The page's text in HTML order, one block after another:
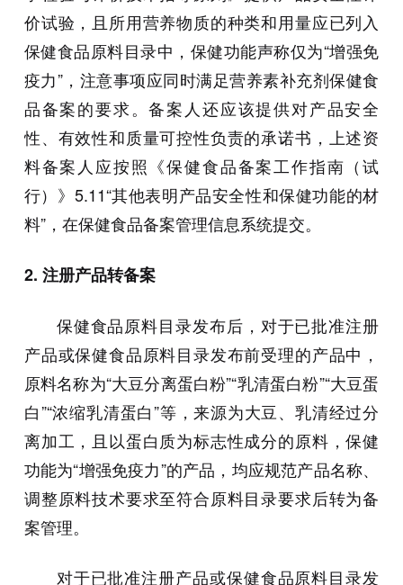
价试验，且所用营养物质的种类和用量应已列入
保健食品原料目录中，保健功能声称仅为“增强免
疫力”，注意事项应同时满足营养素补充剂保健食
品备案的要求。备案人还应该提供对产品安全
性、有效性和质量可控性负责的承诺书，上述资
料备案人应按照《保健食品备案工作指南（试
行）》5.11“其他表明产品安全性和保健功能的材
料”，在保健食品备案管理信息系统提交。
2. 注册产品转备案
保健食品原料目录发布后，对于已批准注册
产品或保健食品原料目录发布前受理的产品中，
原料名称为“大豆分离蛋白粉”“乳清蛋白粉”“大豆蛋
白”“浓缩乳清蛋白”等，来源为大豆、乳清经过分
离加工，且以蛋白质为标志性成分的原料，保健
功能为“增强免疫力”的产品，均应规范产品名称、
调整原料技术要求至符合原料目录要求后转为备
案管理。
对于已批准注册产品或保健食品原料目录发